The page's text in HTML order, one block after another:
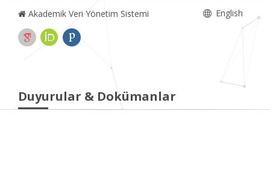
Akademik Veri Yönetim Sistemi English
Duyurular & Dokümanlar